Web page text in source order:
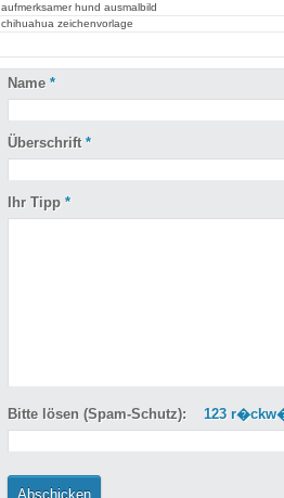
aufmerksamer hund ausmalbild
chihuahua zeichenvorlage
Name *
Überschrift *
Ihr Tipp *
Bitte lösen (Spam-Schutz): 123